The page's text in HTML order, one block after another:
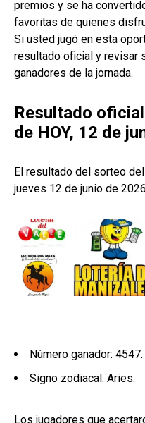
premios y se ha
favoritas de quienes
Si usted jugó en esta
resultado oficial y revisar
ganadores de la jornada.
Resultado
de HOY, 12 de
El resultado del sorteo
jueves 12 de junio de
Número ganador: 4547.
Signo zodiacal: Aries.
Los jugadores que